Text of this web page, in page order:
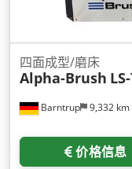
Barntrup 9,332 km
四面成型/磨床
Alpha-Brush
价格信息